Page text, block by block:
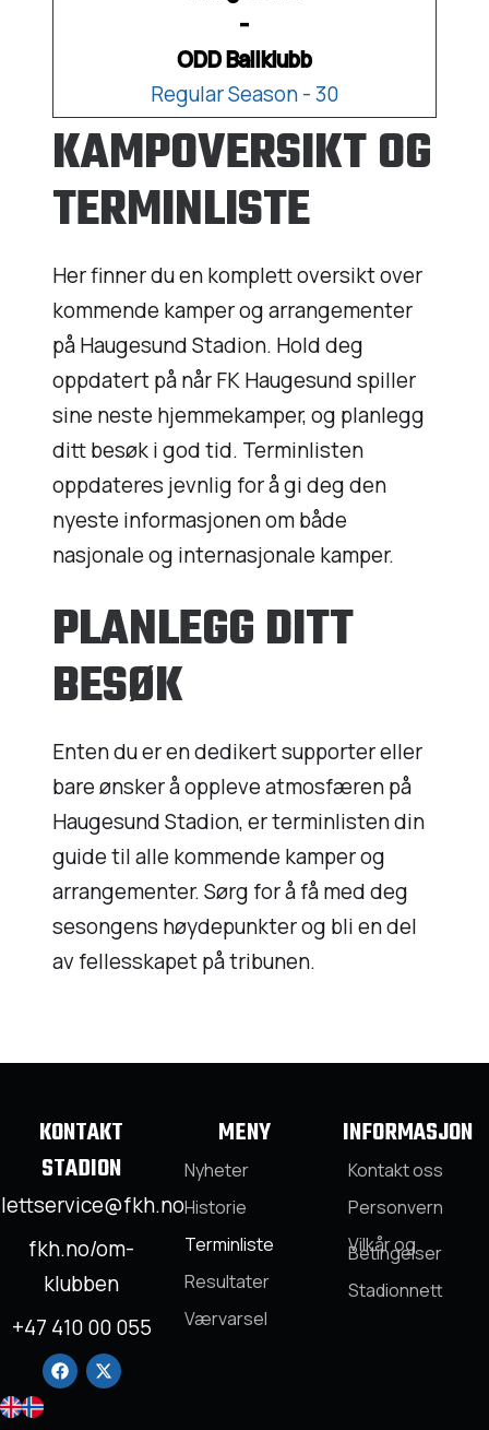
-
ODD Ballklubb
Regular Season - 30
KAMPOVERSIKT OG
TERMINLISTE
Her finner du en komplett oversikt over
kommende kamper og arrangementer
på Haugesund Stadion. Hold deg
oppdatert på når FK Haugesund spiller
sine neste hjemmekamper, og planlegg
ditt besøk i god tid. Terminlisten
oppdateres jevnlig for å gi deg den
nyeste informasjonen om både
nasjonale og internasjonale kamper.
PLANLEGG DITT
BESØK
Enten du er en dedikert supporter eller
bare ønsker å oppleve atmosfæren på
Haugesund Stadion, er terminlisten din
guide til alle kommende kamper og
arrangementer. Sørg for å få med deg
sesongens høydepunkter og bli en del
av fellesskapet på tribunen.
KONTAKT
STADION
fkh.no/om-
klubben
+47 410 00 055
MENY
Nyheter
Historie
Terminliste
Resultater
Værvarsel
INFORMASJON
Kontakt oss
Personvern
Vilkår og
Betingelser
Stadionnett